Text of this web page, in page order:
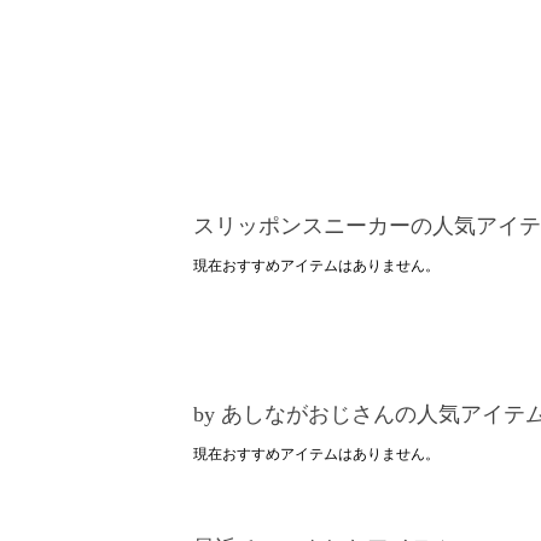
スリッポンスニーカーの人気アイ
現在おすすめアイテムはありません。
by あしながおじさんの人気アイテ
現在おすすめアイテムはありません。